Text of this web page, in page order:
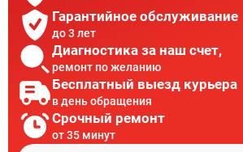
Гарантийное обслуживание
до 3 лет
Диагностика за наш счет,
ремонт по желанию
Бесплатный выезд курьера
в день обращения
Срочный ремонт
от 35 минут